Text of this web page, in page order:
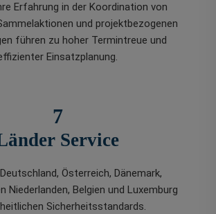
Erfahrung in der Koordination von
und projektbezogenen
führen zu hoher Termintreue und
Einsatzplanung.
7
Service
Österreich, Dänemark,
Niederlanden, Belgien und Luxemburg
Sicherheitsstandards.